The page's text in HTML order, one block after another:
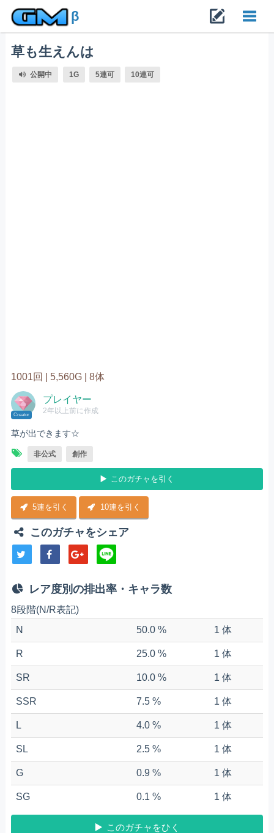
β
草も生えんは
公開中 1G 5連可 10連可
1001回 | 5,560G | 8体
Creator
プレイヤー
2年以上前に作成
草が出できます☆
非公式 創作
このガチャを引く
5連を引く 10連を引く
このガチャをシェア
レア度別の排出率・キャラ数
8段階(N/R表記)
N
50.0 % 1 体
R 25.0 % 1 体
SR 10.0 % 1 体
SSR 7.5 % 1 体
L 4.0 % 1 体
SL 2.5 % 1 体
G 0.9 % 1 体
SG 0.1 % 1 体
このガチャをひく